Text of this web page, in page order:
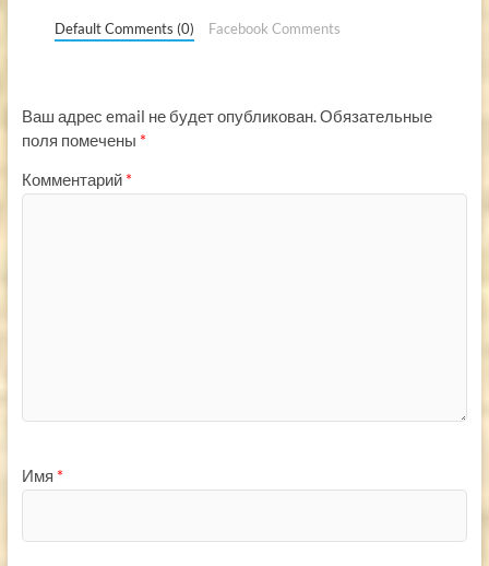
Default Comments (0) Facebook Comments
Ваш адрес email не будет опубликован.Обязательные
поля помечены *
Комментарий *
Имя *